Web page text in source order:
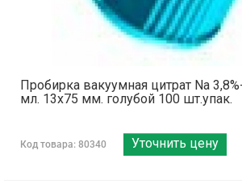
Пробирка вакуумная цитрат Na
мл. 13х75 мм. голубой 100 шт.упак.
Код товара: 80340 Уточнить цену